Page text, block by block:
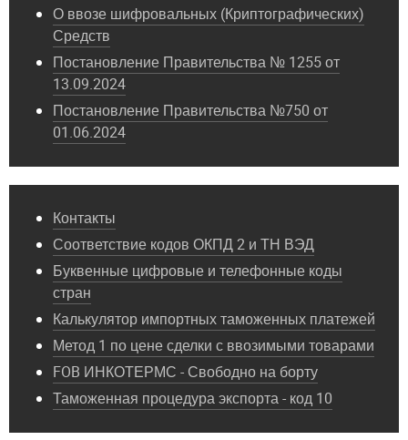
О ввозе шифровальных (Криптографических)
Средств
Постановление Правительства № 1255 от
13.09.2024
Постановление Правительства №750 от
01.06.2024
Контакты
Соответствие кодов ОКПД 2 и ТН ВЭД
Буквенные цифровые и телефонные коды
стран
Калькулятор импортных таможенных платежей
Метод 1 по цене сделки с ввозимыми товарами
FOB ИНКОТЕРМС - Свободно на борту
Таможенная процедура экспорта - код 10